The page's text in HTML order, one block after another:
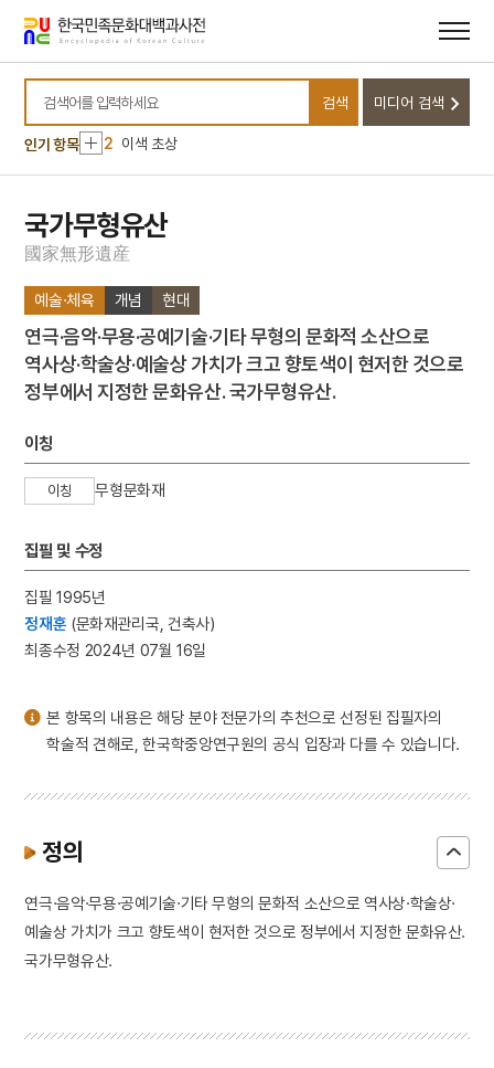
바로가기
바로가기
검색어를 입력하세요
검색 미디어 검색
인기 항목
10 진락당집
1 금성대군
2 이색 초상
3 광무양전사업
4
김동리
5 누정
사신도
8 수필
9 장릉지
5 누정
6
7
사신도
9
장릉지
10 진락당집
국가무형유산
國家無形遺産
예술·체육 개념 현대
연극·음악·무용·공예기술·기타 무형의 문화적 소산으로
역사상·학술상·예술상 가치가 크고 향토색이 현저한 것으로
정부에서 지정한 문화유산. 국가무형유산.
이칭
이칭 무형문화재
집필 및 수정
집필 1995년
정재훈 (문화재관리국, 건축사)
최종수정 2024년 07월 16일
본 항목의 내용은 해당 분야 전문가의 추천으로 선정된 집필자의
학술적 견해로, 한국학중앙연구원의 공식 입장과 다를 수 있습니다.
정의
연극·음악·무용·공예기술·기타 무형의 문화적 소산으로 역사상·학술상·
예술상 가치가 크고 향토색이 현저한 것으로 정부에서 지정한 문화유산.
국가무형유산.